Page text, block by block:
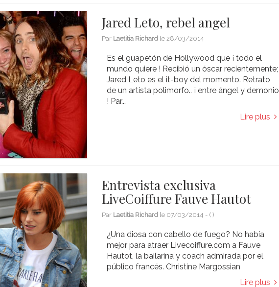
Jared Leto, rebel angel
Par Laetitia Richard le 28/03/2014
Es el guapetón de Hollywood que ¡ todo el
mundo quiere ! Recibió un óscar recientemente;
Jared Leto es el it-boy del momento. Retrato
de un artista polimorfo.. ¡ entre ángel y demonio
! Par...
Lire plus
Entrevista exclusiva
LiveCoiffure Fauve Hautot
Par Laetitia Richard le 07/03/2014 - ()
¿Una diosa con cabello de fuego? No había
mejor para atraer Livecoiffure.com a Fauve
Hautot, la bailarina y coach admirada por el
público francés. Christine Margossian
Lire plus